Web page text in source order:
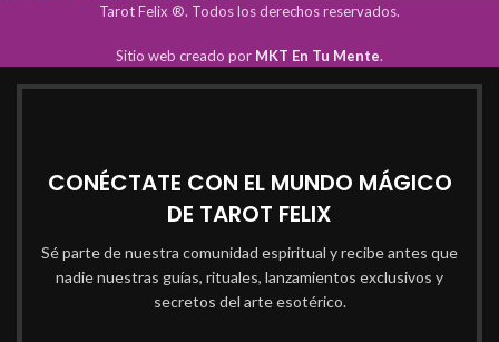
Tarot Felix ®. Todos los derechos reservados.
Sitio web creado por MKT En Tu Mente.
CONÉCTATE CON EL MUNDO MÁGICO
DE TAROT FELIX
Sé parte de nuestra comunidad espiritual y recibe antes que
nadie nuestras guías, rituales, lanzamientos exclusivos y
secretos del arte esotérico.